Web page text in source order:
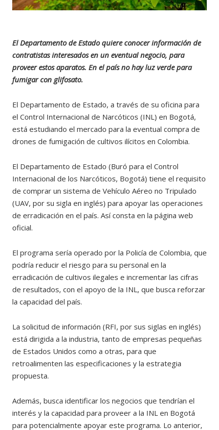
El Departamento de Estado quiere conocer información de
contratistas interesados en un eventual negocio, para
proveer estos aparatos. En el país no hay luz verde para
fumigar con glifosato.
El Departamento de Estado, a través de su oficina para
el Control Internacional de Narcóticos (INL) en Bogotá,
está estudiando el mercado para la eventual compra de
drones de fumigación de cultivos ilícitos en Colombia.
El Departamento de Estado (Buró para el Control
Internacional de los Narcóticos, Bogotá) tiene el requisito
de comprar un sistema de Vehículo Aéreo no Tripulado
(UAV, por su sigla en inglés) para apoyar las operaciones
de erradicación en el país. Así consta en la página web
oficial.
El programa sería operado por la Policía de Colombia, que
podría reducir el riesgo para su personal en la
erradicación de cultivos ilegales e incrementar las cifras
de resultados, con el apoyo de la INL, que busca reforzar
la capacidad del país.
La solicitud de información (RFI, por sus siglas en inglés)
está dirigida a la industria, tanto de empresas pequeñas
de Estados Unidos como a otras, para que
retroalimenten las especificaciones y la estrategia
propuesta.
Además, busca identificar los negocios que tendrían el
interés y la capacidad para proveer a la INL en Bogotá
para potencialmente apoyar este programa. Lo anterior,